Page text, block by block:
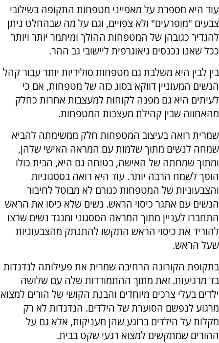
עוד היא מספרת על מאפייני מטפחות התקופה בשילובי
צבעים "מופרעים" ולא צפויים, וגם על מה שבהחלט ניתן
להגדיר כגובהן של המטפחות ההולך ומיתמר יותר ויותר
ככל שאנו נכנסים גיאוגרפית ליישובי גב ההר.
בין לבין היא משלבת גם מטפחות סולידיות יותר עבור קהל
הנשים המעוניין דווקא בסוג כזה של מטפחות, אם כי
לעיתים היא גם מפנה לקוחות למעצבות אחרות כחלק
מהאחווה שבין קהילת מעצבות המטפחות.
שמרית רואה בעיצוב המטפחות חלק ממשימתה להביא
שמחה לנשים מתוך שלמות עם המראה האישי שלהן,
ומתוך שמחתה של האישה, בטוחה גם היא, הבית כולו
הופך לשמח הרבה יותר. עוד היא רואה בססגוניות
והצבעוניות של המטפחות כגורם לא מבוטל לחיבור
הנשים עם אתגר כיסוי הראש. נשים שלא כיסו את הראש
התחברו לעניין מתוך המראה הססגוני ומנגד נשים שרצו
להוריד את כיסוי הראש התקשו להתנתק מהצבעוניות
שעל הראש.
בתקופת הקורונה הרחיבה שמרית את פעילותה לנדנדות
בד מרגיעות. זאת מתוך ההתמודדות שלה עם שלושה
ילדים בעלי צרכים מיוחדים והבנת הקושי של הורים למצוא
מרגוע לנפשם הסוערת של הילדים. הנדנדות לא רק
מקלות על הילדים ברוגע שהן מעניקות, אלא גם על
ההורים שמתקשים למצוא רגעי שקט בבית.